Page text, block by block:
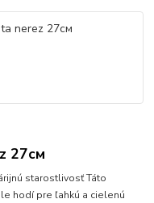
27см
starostlivosť Táto
hodí pre ľahkú a cielenú